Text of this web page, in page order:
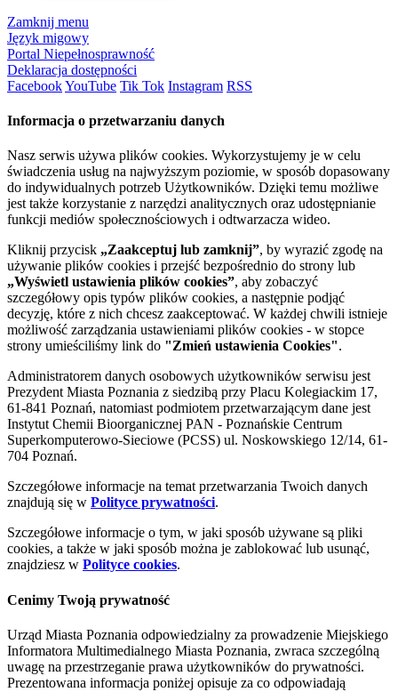
Zamknij menu
Język migowy
Portal Niepełnosprawność
Deklaracja dostępności
FacebookYouTube Tik Tok Instagram RSS
Informacja o przetwarzaniu danych
Nasz serwis używa plików cookies. Wykorzystujemy je w celu
świadczenia usług na najwyższym poziomie, w sposób dopasowany
do indywidualnych potrzeb Użytkowników. Dzięki temu możliwe
jest także korzystanie z narzędzi analitycznych oraz udostępnianie
funkcji mediów społecznościowych i odtwarzacza wideo.
Kliknij przycisk „Zaakceptuj lub zamknij”, by wyrazić zgodę na
używanie plików cookies i przejść bezpośrednio do strony lub
„Wyświetl ustawienia plików cookies”, aby zobaczyć
szczegółowy opis typów plików cookies, a następnie podjąć
decyzję, które z nich chcesz zaakceptować. W każdej chwili istnieje
możliwość zarządzania ustawieniami plików cookies - w stopce
strony umieściliśmy link do "Zmień ustawienia Cookies".
Administratorem danych osobowych użytkowników serwisu jest
Prezydent Miasta Poznania z siedzibą przy Placu Kolegiackim 17,
61-841 Poznań, natomiast podmiotem przetwarzającym dane jest
Instytut Chemii Bioorganicznej PAN - Poznańskie Centrum
Superkomputerowo-Sieciowe (PCSS) ul. Noskowskiego 12/14, 61-
704 Poznań.
Szczegółowe informacje na temat przetwarzania Twoich danych
znajdują się w Polityce prywatności.
Szczegółowe informacje o tym, w jaki sposób używane są pliki
cookies, a także w jaki sposób można je zablokować lub usunąć,
znajdziesz w Polityce cookies.
Cenimy Twoją prywatność
Urząd Miasta Poznania odpowiedzialny za prowadzenie Miejskiego
Informatora Multimedialnego Miasta Poznania, zwraca szczególną
uwagę na przestrzeganie prawa użytkowników do prywatności.
Prezentowana informacja poniżej opisuje za co odpowiadają